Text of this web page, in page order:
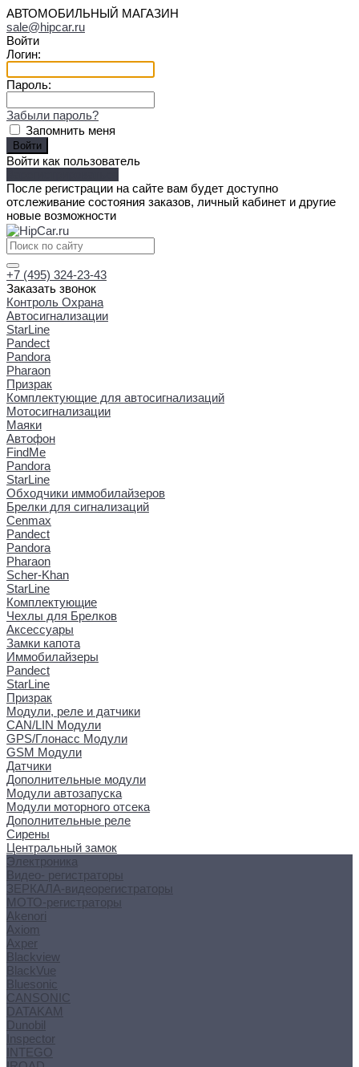
АВТОМОБИЛЬНЫЙ МАГАЗИН
sale@hipcar.ru
Войти
Логин:
Пароль:
Забыли пароль?
Запомнить меня
Войти как пользователь
После регистрации на сайте вам будет доступно
отслеживание состояния заказов, личный кабинет и другие
новые возможности
+7 (495) 324-23-43
Заказать звонок
Контроль Охрана
Автосигнализации
StarLine
Pandect
Pandora
Pharaon
Призрак
Комплектующие для автосигнализаций
Мотосигнализации
Маяки
Автофон
FindMe
Pandora
StarLine
Обходчики иммобилайзеров
Брелки для сигнализаций
Cenmax
Pandect
Pandora
Pharaon
Scher-Khan
StarLine
Комплектующие
Чехлы для Брелков
Аксессуары
Замки капота
Иммобилайзеры
Pandect
StarLine
Призрак
Модули, реле и датчики
CAN/LIN Модули
GPS/Глонасс Модули
GSM Модули
Датчики
Дополнительные модули
Модули автозапуска
Модули моторного отсека
Дополнительные реле
Сирены
Центральный замок
Электроника
Видео- регистраторы
ЗЕРКАЛА-видеорегистраторы
МОТО-регистраторы
Akenori
Axiom
Axper
Blackview
BlackVue
Bluesonic
CANSONIC
DATAKAM
Dunobil
Inspector
INTEGO